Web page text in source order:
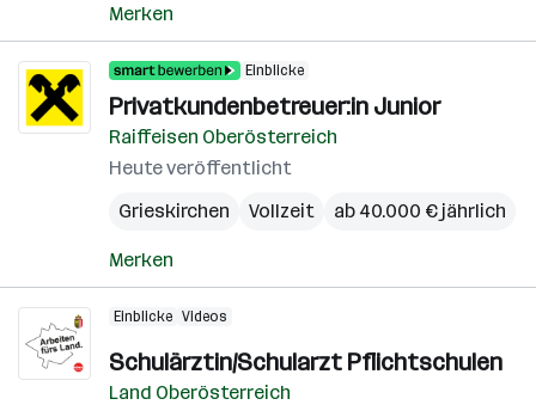
Merken
Einblicke
Privatkundenbetreuer:in Junior
Raiffeisen Oberösterreich
Heute veröffentlicht
Grieskirchen
Vollzeit ab 40.000 € jährlich
Merken
Einblicke Videos
Schulärztin/Schularzt Pflichtschulen
Land Oberösterreich